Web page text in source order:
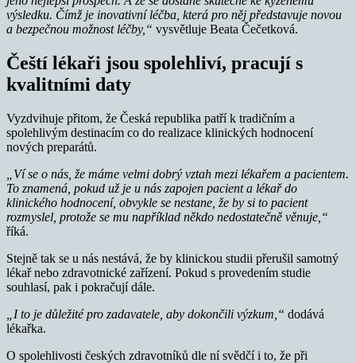
výsledku. Čímž je inovativní léčba, která pro něj představuje novou
a bezpečnou možnost léčby,“ vysvětluje Beata Čečetková.
Čeští lékaři jsou spolehliví, pracují s
kvalitními daty
Vyzdvihuje přitom, že Česká republika patří k tradičním a
spolehlivým destinacím co do realizace klinických hodnocení
nových preparátů.
„Ví se o nás, že máme velmi dobrý vztah mezi lékařem a pacientem.
To znamená, pokud už je u nás zapojen pacient a lékař do
klinického hodnocení, obvykle se nestane, že by si to pacient
rozmyslel, protože se mu například někdo nedostatečně věnuje,“
říká.
Stejně tak se u nás nestává, že by klinickou studii přerušil samotný
lékař nebo zdravotnické zařízení. Pokud s provedením studie
souhlasí, pak i pokračují dále.
„I to je důležité pro zadavatele, aby dokončili výzkum,“ dodává
lékařka.
O spolehlivosti českých zdravotníků dle ní svědčí i to, že při